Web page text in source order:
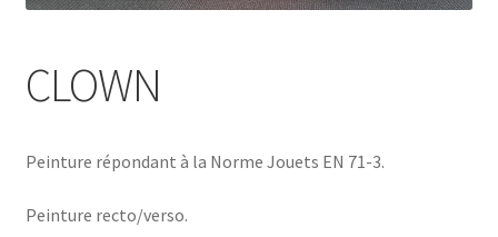
CLOWN
Peinture répondant à la Norme Jouets EN 71-3.
Peinture recto/verso.